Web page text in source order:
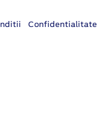
Confidentialitate